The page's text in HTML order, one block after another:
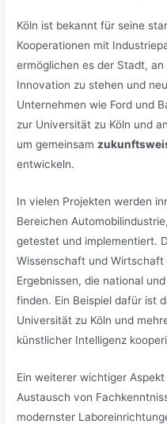
Köln ist bekannt für seine
Kooperationen mit
ermöglichen es der Stadt,
Innovation zu stehen und
Unternehmen wie Ford und
zur Universität zu Köln und
um gemeinsam
entwickeln.
In vielen Projekten werden
Bereichen
getestet und implementiert.
Wissenschaft und
Ergebnissen, die national
finden. Ein Beispiel dafür ist
Universität zu Köln und
künstlicher Intelligenz
Ein weiterer wichtiger
Austausch von
modernster